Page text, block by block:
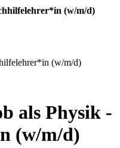
(w/m/d)
(w/m/d)
als Physik -
(w/m/d)